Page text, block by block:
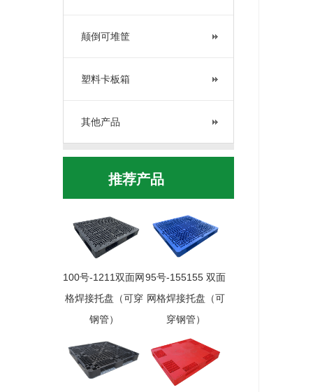
颠倒可堆筐
塑料卡板箱
其他产品
推荐产品
100号-1211双面网
格焊接托盘（可穿
钢管）
95号-155155 双面
网格焊接托盘（可
穿钢管）